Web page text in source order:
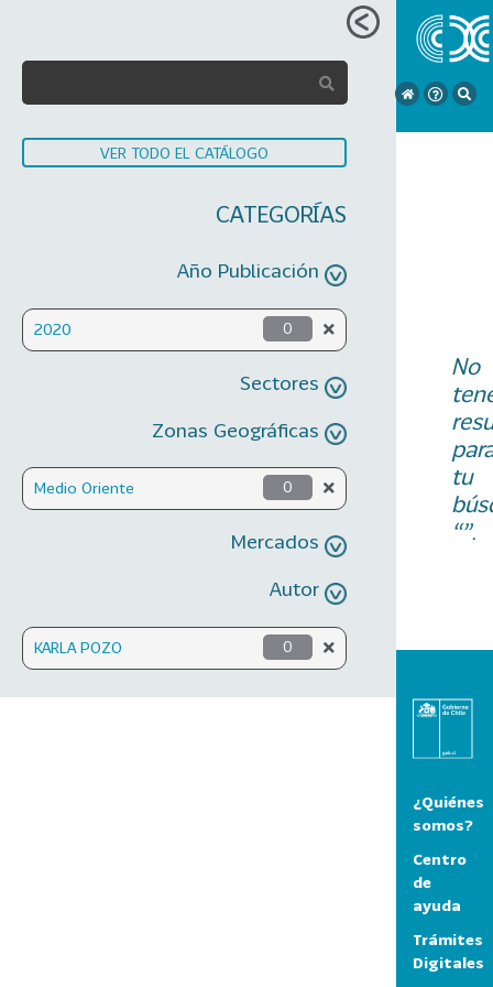
VER TODO EL CATÁLOGO
CATEGORÍAS
Año Publicación
2020 0
Sectores
Zonas Geográficas
Medio Oriente 0
Mercados
Autor
KARLA POZO 0
No
tu
“”.
¿Quiénes
somos?
Centro
de
ayuda
Trámites
Digitales